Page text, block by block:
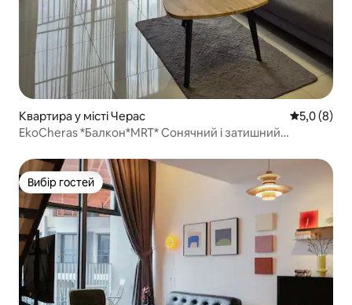
Квартира у місті Черас Середня
5,0 (8)
EkoCheras *Балкон*MRT* Сонячний і затишний
Вибір гостей
Вибір гостей